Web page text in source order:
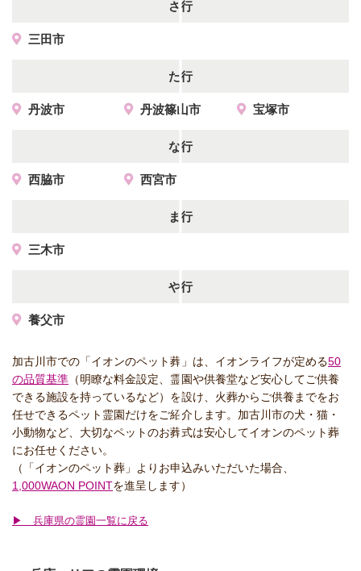
さ行
三田市
た行
丹波市 丹波篠山市 宝塚市
な行
西脇市 西宮市
ま行
三木市
や行
養父市
加古川市での「イオンのペット葬」は、イオンライフが定める50
の品質基準 （明瞭な料金設定、霊園や供養堂など安心してご供養
できる施設を持っているなど）を設け、火葬からご供養までをお
任せできるペット霊園だけをご紹介します。加古川市の犬・猫・
小動物など、大切なペットのお葬式は安心してイオンのペット葬
にお任せください。
（「イオンのペット葬」よりお申込みいただいた場合、
1,000WAON POINTを進呈します）
▶ 兵庫県の霊園一覧に戻る